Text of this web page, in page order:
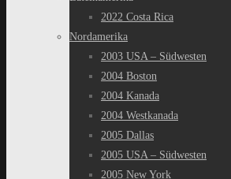
2022 Costa Rica
Nordamerika
2003 USA – Südwesten
2004 Boston
2004 Kanada
2004 Westkanada
2005 Dallas
2005 USA – Südwesten
2005 New York